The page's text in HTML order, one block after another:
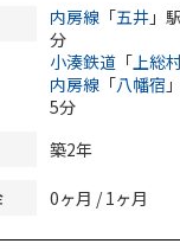
内房線 「五井 」
分
小湊鉄道 「上総
内房線 「八幡宿
5分
築2年
0ヶ月 / 1ヶ月